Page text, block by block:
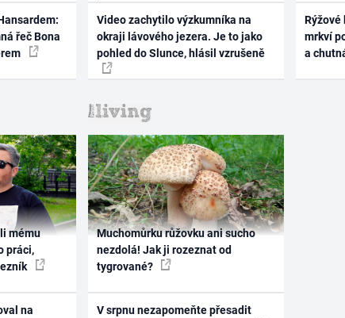
řeč Bona
Video zachytilo výzkumníka na
okraji lávového jezera. Je to jako
pohled do Slunce, hlásil vzrušeně
Rýžové
mrkví
a
mému
práci,
na
Muchomůrku růžovku ani sucho
nezdolá! Jak ji rozeznat od
tygrované?
V srpnu nezapomeňte přesadit